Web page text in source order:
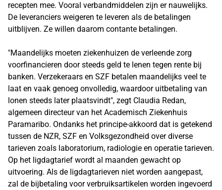
recepten mee. Vooral verbandmiddelen zijn er nauwelijks.
De leveranciers weigeren te leveren als de betalingen
uitblijven. Ze willen daarom contante betalingen.
"Maandelijks moeten ziekenhuizen de verleende zorg
voorfinancieren door steeds geld te lenen tegen rente bij
banken. Verzekeraars en SZF betalen maandelijks veel te
laat en vaak genoeg onvolledig, waardoor uitbetaling van
lonen steeds later plaatsvindt", zegt Claudia Redan,
algemeen directeur van het Academisch Ziekenhuis
Paramaribo. Ondanks het principe-akkoord dat is getekend
tussen de NZR, SZF en Volksgezondheid over diverse
tarieven zoals laboratorium, radiologie en operatie tarieven.
Op het ligdagtarief wordt al maanden gewacht op
uitvoering. Als de ligdagtarieven niet worden aangepast,
zal de bijbetaling voor verbruiksartikelen worden ingevoerd